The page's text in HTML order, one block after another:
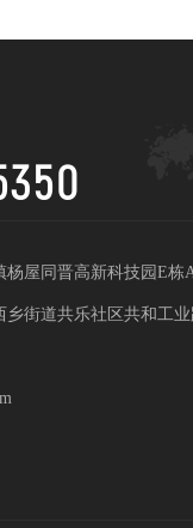
杨屋同晋高新科技园E栋
街道共乐社区共和工业